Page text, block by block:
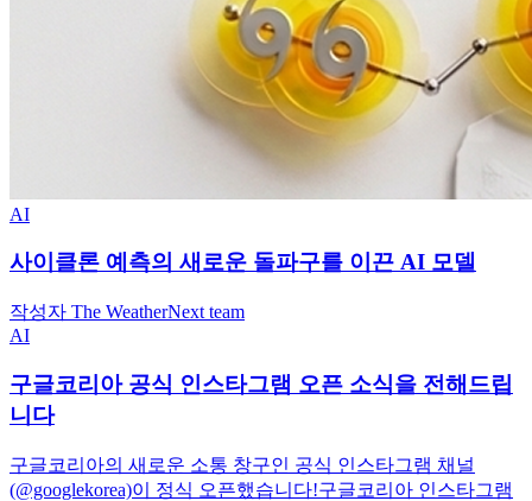
AI
사이클론 예측의 새로운 돌파구를 이끈 AI 모델
작성자 The WeatherNext team
AI
구글코리아 공식 인스타그램 오픈 소식을 전해드립
니다
구글코리아의 새로운 소통 창구인 공식 인스타그램 채널
(@googlekorea)이 정식 오픈했습니다!구글코리아 인스타그램